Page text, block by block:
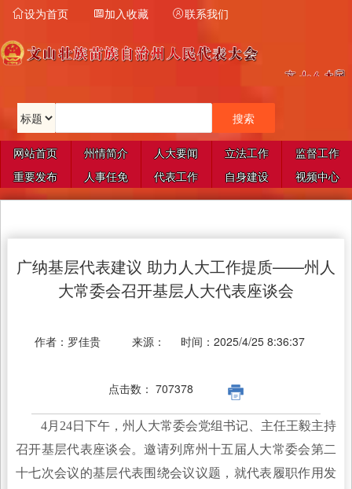
设为首页 加入收藏 联系我们
网站首页 州情简介 人大要闻 立法工作
监督工作
重要发布
人事任免 代表工作 自身建设 视频中心
广纳基层代表建议 助力人大工作提质——州人
大常委会召开基层人大代表座谈会
作者： 罗佳贵 来源： 时间： 2025/4/25 8:36:37
点击数： 707378
4月24日下午，州人大常委会党组书记、主任王毅主持
召开基层代表座谈会。邀请列席州十五届人大常委会第二
十七次会议的基层代表围绕会议议题，就代表履职作用发